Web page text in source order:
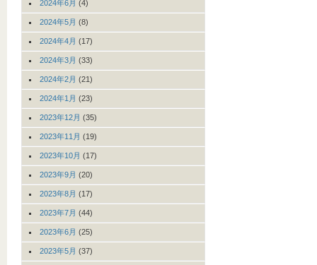
2024年6月 (4)
2024年5月 (8)
2024年4月 (17)
2024年3月 (33)
2024年2月 (21)
2024年1月 (23)
2023年12月 (35)
2023年11月 (19)
2023年10月 (17)
2023年9月 (20)
2023年8月 (17)
2023年7月 (44)
2023年6月 (25)
2023年5月 (37)